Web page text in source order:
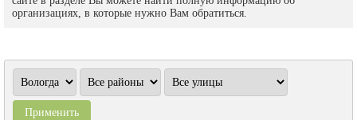
организациях, в которые нужно Вам обратиться.